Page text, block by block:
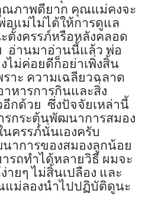
ณภาพดียาก คุณแม่คงจะ
อแม่ไม่ได้ให้การดูแล
ตั้งครรภ์หรือหลังคลอด
อ่านมาอ่านนี้แล้ว พ่อ
ไม่ค่อยดีก็อย่าเพิ่งสิ้น
ราะ ความเฉลียวฉลาด
หารการกินและสิ่ง
กด้วย ซึ่งปัจจัยเหล่านี้
กระตุ้นพัฒนาการสมอง
ครรภ์นั่นเองครับ
าการของสมองลูกน้อย
รถทำได้หลายวิธี ผมจะ
ายๆ ไม่สิ้นเปลือง และ
แม่ลองนำไปปฏิบัติดูนะ